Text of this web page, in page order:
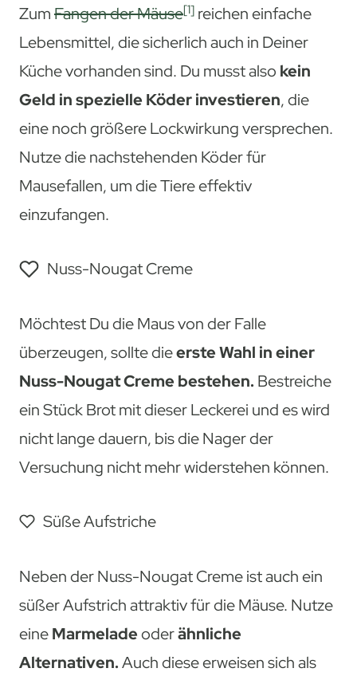
ZumFangen der Mäuse[1] reichen einfache
Lebensmittel, die sicherlich auch in Deiner
Küche vorhanden sind. Du musst also kein
Geld in spezielle Köder investieren, die
eine noch größere Lockwirkung versprechen.
Nutze die nachstehenden Köder für
Mausefallen, um die Tiere effektiv
einzufangen.
Nuss-Nougat Creme
Möchtest Du die Maus von der Falle
überzeugen, sollte dieerste Wahl in einer
Nuss-Nougat Creme bestehen. Bestreiche
ein Stück Brot mit dieser Leckerei und es wird
nicht lange dauern, bis die Nager der
Versuchung nicht mehr widerstehen können.
Süße Aufstriche
Neben der Nuss-Nougat Creme ist auch ein
süßer Aufstrich attraktiv für die Mäuse. Nutze
eineMarmeladeoderähnliche
Alternativen.Auch diese erweisen sich als